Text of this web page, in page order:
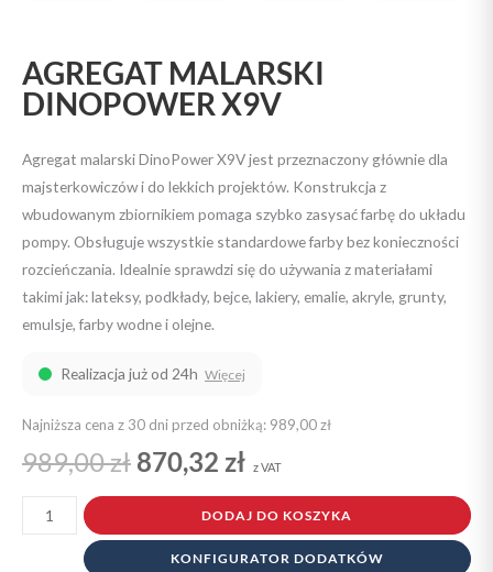
AGREGAT MALARSKI
DINOPOWER X9V
Agregat malarski DinoPower X9V jest przeznaczony głównie dla
majsterkowiczów i do lekkich projektów. Konstrukcja z
wbudowanym zbiornikiem pomaga szybko zasysać farbę do układu
pompy. Obsługuje wszystkie standardowe farby bez konieczności
rozcieńczania. Idealnie sprawdzi się do używania z materiałami
takimi jak: lateksy, podkłady, bejce, lakiery, emalie, akryle, grunty,
emulsje, farby wodne i olejne.
Realizacja już od 24h Więcej
Najniższa cena z 30 dni przed obniżką: 989,00 zł
989,00zł Original
was:
870,32 złCurrent
price
is:
z VAT
ilość
DODAJ DO KOSZYKA
KONFIGURATOR DODATKÓW